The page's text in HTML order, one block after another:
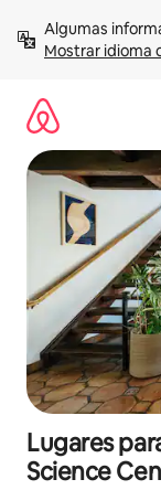
para
Mostrar idioma
Lugares
Science